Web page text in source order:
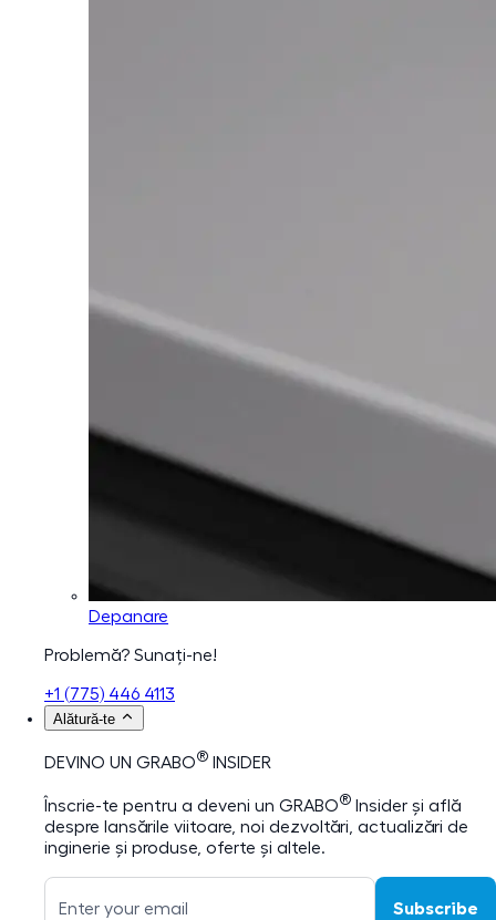
Depanare
Problemă? Sunați-ne!
+1 (775) 446 4113
Alătură-te
DEVINO UN GRABO® INSIDER
Înscrie-te pentru a deveni un GRABO® Insider și află
despre lansările viitoare, noi dezvoltări, actualizări de
inginerie și produse, oferte și altele.
Subscribe